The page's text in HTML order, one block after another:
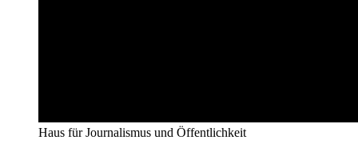
Haus für Journalismus und Öffentlichkeit